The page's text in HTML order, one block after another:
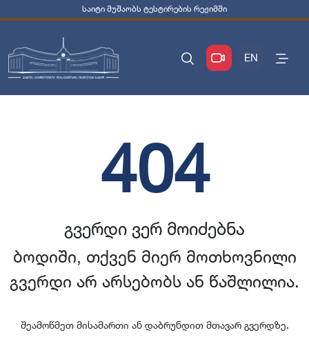
საიტი მუშაობს ტესტირების რეჟიმში
EN
404
გვერდი ვერ მოიძებნა
ბოდიში, თქვენ მიერ მოთხოვნილი
გვერდი არ არსებობს ან წაშლილია.
შეამოწმეთ მისამართი ან დაბრუნდით მთავარ გვერდზე.